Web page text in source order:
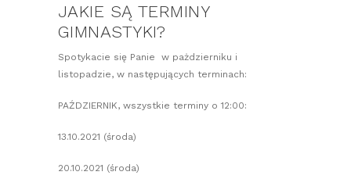
JAKIE SĄ TERMINY
GIMNASTYKI?
Spotykacie się Panie w pażdzierniku i
listopadzie, w następujących terminach:
PAŹDZIERNIK, wszystkie terminy o 12:00:
13.10.2021 (środa)
20.10.2021 (środa)